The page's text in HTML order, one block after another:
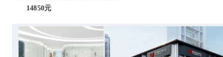
14850元